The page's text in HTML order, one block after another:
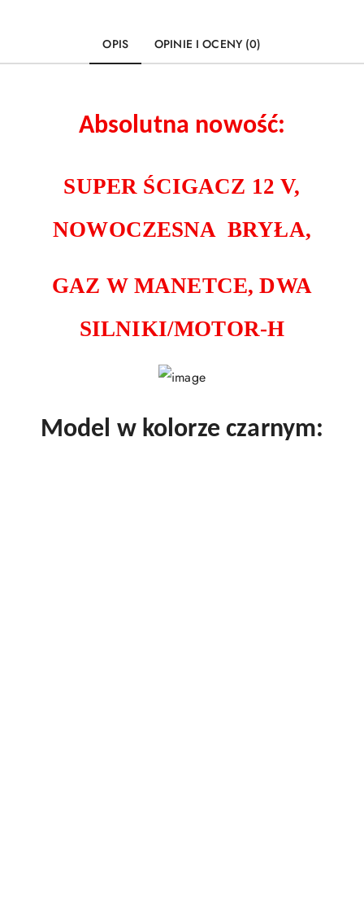
OPIS OPINIE I OCENY (0)
Absolutna nowość:
SUPER ŚCIGACZ 12 V,
NOWOCZESNA BRYŁA,
GAZ W MANETCE, DWA
SILNIKI/MOTOR-H
Model w kolorze czarnym: